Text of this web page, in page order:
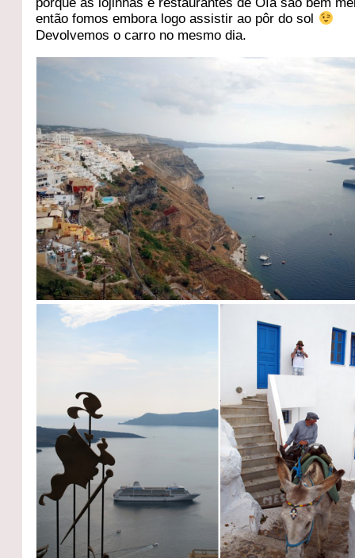
então fomos embora logo assistir ao pôr do sol
Devolvemos o carro no mesmo dia.